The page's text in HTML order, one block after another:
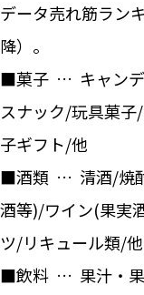
データ売れ筋ラン
降）。
■菓子 … キャンデ
スナック/玩具菓
子ギフト/他
■酒類 … 清酒/焼
酒等)/ワイン(果実
ツ/リキュール類/他
■飲料 … 果汁・果